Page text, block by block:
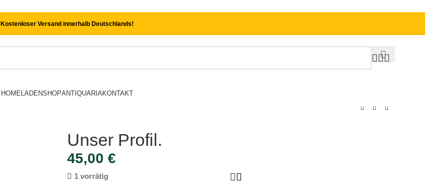
Kostenloser Versand innerhalb Deutschlands!
HOME LADENSHOPANTIQUARIAKONTAKT
Unser Profil.
45,00 €
1 vorrätig